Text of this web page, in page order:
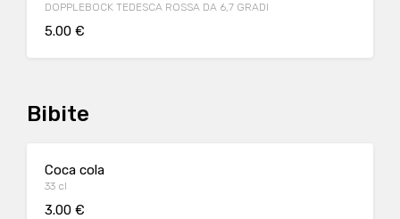
DOPPLEBOCK TEDESCA ROSSA DA 6,7 GRADI
5.00 €
Bibite
Coca cola
33 cl
3.00 €